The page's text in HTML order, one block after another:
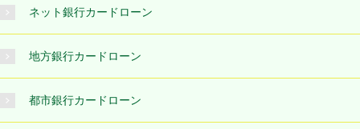
ネット銀行カードローン
地方銀行カードローン
都市銀行カードローン